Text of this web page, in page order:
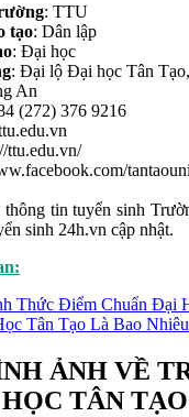
: TTU
tạo: Dân lập
: Đại học
: Đại lộ Đại học Tân
An
(272) 376 9216
ttu.edu.vn/
thông tin tuyển sinh
sinh 24h.vn cập nhật.
Thức Điểm Chuẩn Đại
Tân Tạo Là Bao
ẢNH VỀ
HỌC TÂN TẠO